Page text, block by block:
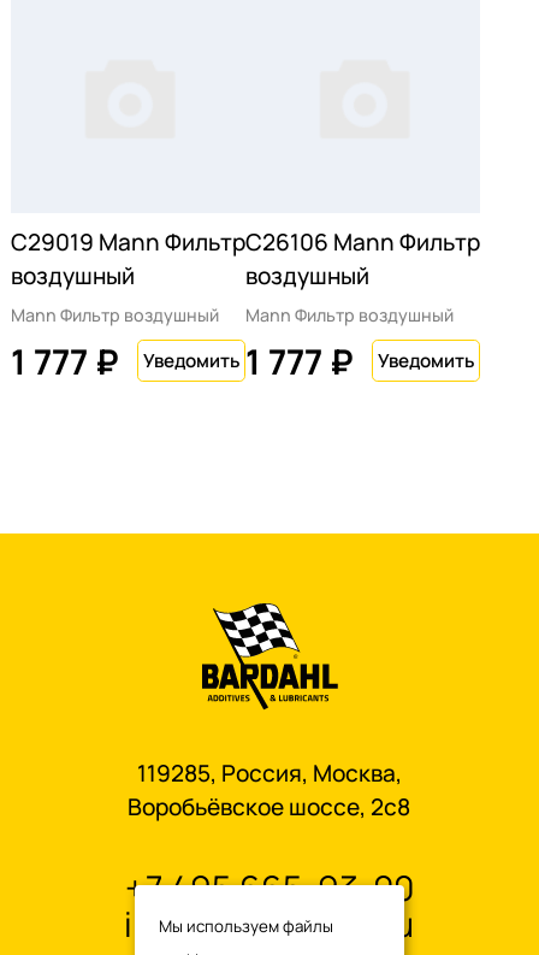
C29019 Mann Фильтр
воздушный
Mann Фильтр воздушный
1 777 ₽
C26106 Mann Фильтр
воздушный
Mann Фильтр воздушный
1 777 ₽
119285, Россия, Москва,
Воробьёвское шоссе, 2с8
+7 495 665-93-00
info@oilbardahl.ru
Мы используем файлы